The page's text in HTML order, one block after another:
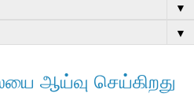
▼
▼
ஆய்வு செய்கிறது